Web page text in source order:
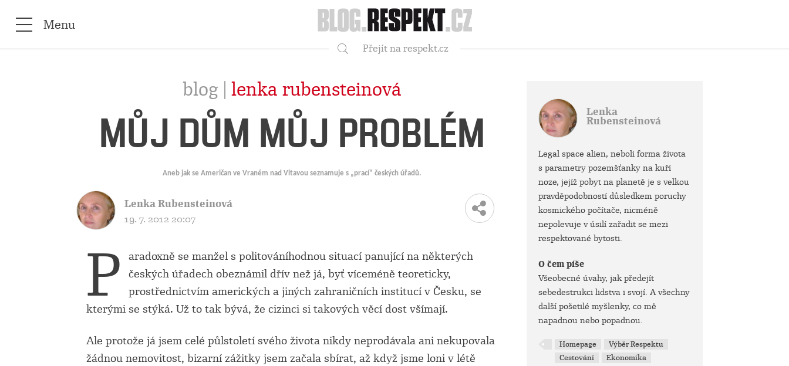
Respekt
Menu
Přejít na respekt.cz
blog | lenka rubensteinová
MŮJ DŮM MŮJ PROBLÉM
Aneb jak se Američan ve Vraném nad Vltavou seznamuje s „prací“ českých úřadů.
Lenka Rubensteinová
19. 7. 2012 20:07
P
aradoxně se manžel s politováníhodnou situací panující na některých
českých úřadech obeznámil dřív než já, byť víceméně teoreticky,
prostřednictvím amerických a jiných zahraničních institucí v Česku, se
kterými se stýká. Už to tak bývá, že cizinci si takových věcí dost všímají.
Ale protože já jsem celé půlstoletí svého života nikdy neprodávala ani nekupovala
žádnou nemovitost, bizarní zážitky jsem začala sbírat, až když jsme loni v létě
Lenka
Rubensteinová
Legal space alien, neboli forma života
s parametry pozemšťanky na kuří
noze, jejíž pobyt na planetě je s velkou
pravděpodobností důsledkem poruchy
kosmického počítače, nicméně
nepolevuje v úsilí zařadit se mezi
respektované bytosti.
O čem píše
Všeobecné úvahy, jak předejít
sebedestrukci lidstva i svojí. A všechny
další pošetilé myšlenky, co mě
napadnou nebo popadnou.
Homepage
Výběr Respektu
Cestování
Ekonomika